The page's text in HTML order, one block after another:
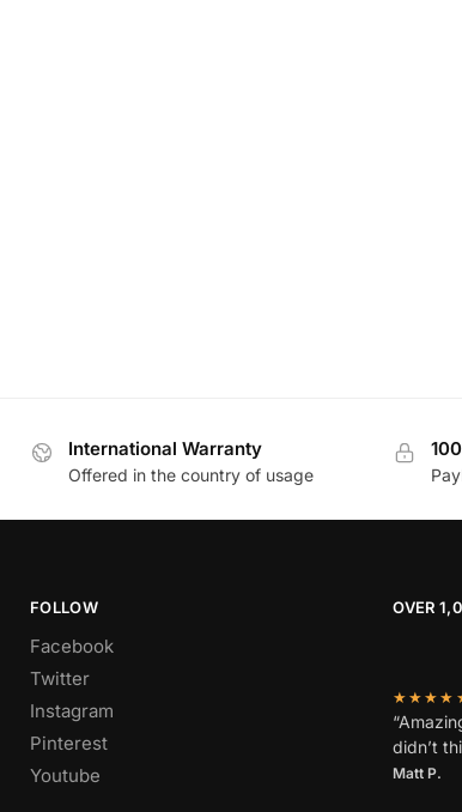
International Warranty
Offered in the country of usage
FOLLOW
Facebook
Twitter
Instagram
Pinterest
Youtube
OVER
didn’t
Matt P.